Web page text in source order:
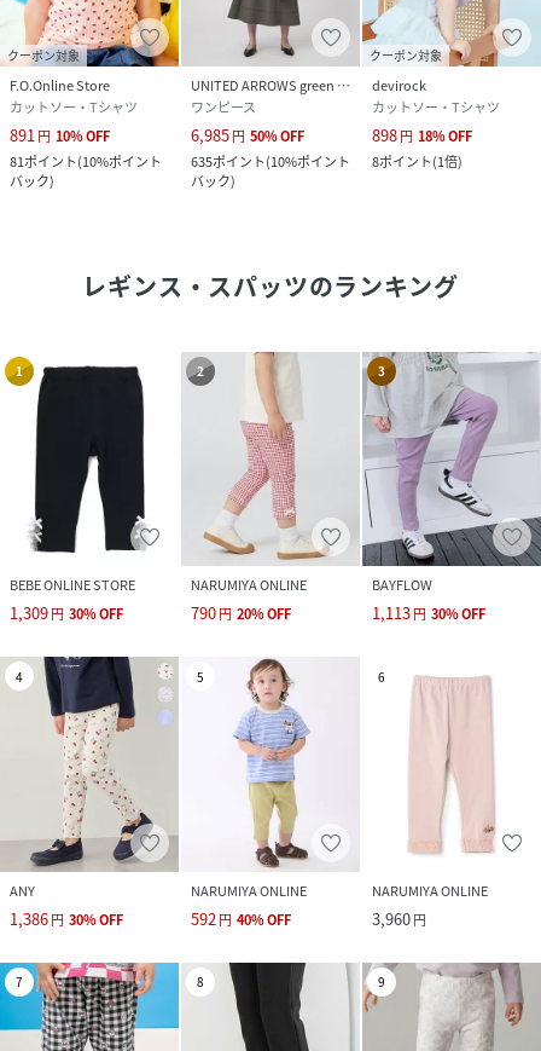
クーポン対象
F.O.Online Store
カットソー・Tシャツ
891 円 10%OFF
81ポイント(10%ポイント
バック)
UNITED ARROWS green label relaxing
ワンピース
6,985円 50%OFF
635ポイント(10%ポイント
バック)
クーポン対象
devirock
カットソー・Tシャツ
898円 18%OFF
8ポイント(1倍)
レギンス・スパッツのランキング
1
BEBE ONLINE STORE
1,309円 30%OFF
2
NARUMIYA ONLINE
790円 20%OFF
3
BAYFLOW
1,113円 30%OFF
4
ANY
1,386円 30%OFF
5
NARUMIYA ONLINE
592円 40%OFF
6
NARUMIYA ONLINE
3,960円
7 8 9